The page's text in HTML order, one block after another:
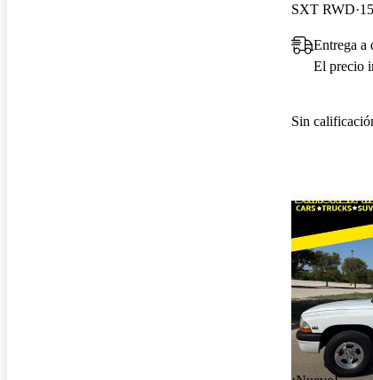
SXT RWD
Entrega a
El precio
Sin